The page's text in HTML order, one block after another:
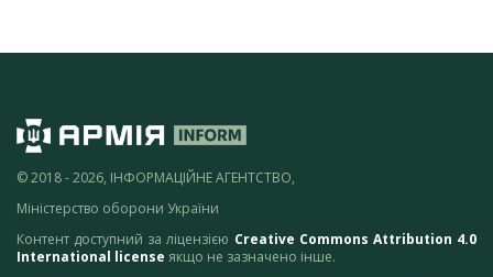
© 2018 - 2026, ІНФОРМАЦІЙНЕ АГЕНТСТВО,
Міністерство оборони України
Контент доступний за ліцензією Creative Commons Attribution 4.0
International license якщо не зазначено інше.